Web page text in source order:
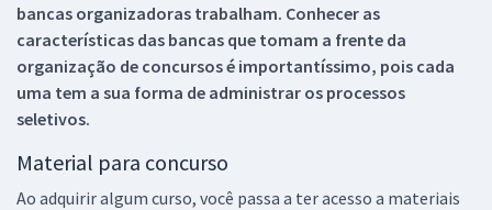
bancas organizadoras trabalham. Conhecer as
características das bancas que tomam a frente da
organização de concursos é importantíssimo, pois cada
uma tem a sua forma de administrar os processos
seletivos.
Material para concurso
Ao adquirir algum curso, você passa a ter acesso a materiais